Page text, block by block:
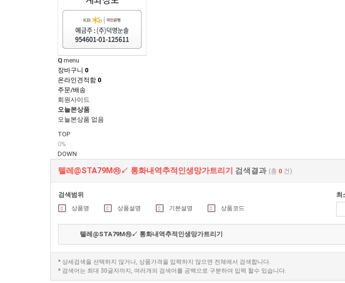
Q menu
장바구니 0
온라인견적함 0
주문/배송
회원사이드
오늘본상품
오늘본상품 없음
TOP
0%
DOWN
텔레@STA79M㉷↙ 통화내역추적인생망가트리기 검색결과 (총 0 건)
검색범위
상품명 상품설명 기본설명 상품코드
최
* 상세검색을 선택하지 않거나, 상품가격을 입력하지 않으면 전체에서 검색합니다.
* 검색어는 최대 30글자까지, 여러개의 검색어를 공백으로 구분하여 입력 할수 있습니다.